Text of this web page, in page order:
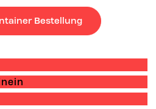
Bestellung